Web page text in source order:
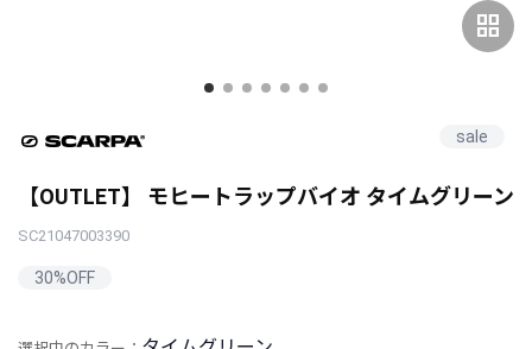
grid_view
sale
【OUTLET】 モヒートラップバイオ タイムグリーン
SC21047003390
30%OFF